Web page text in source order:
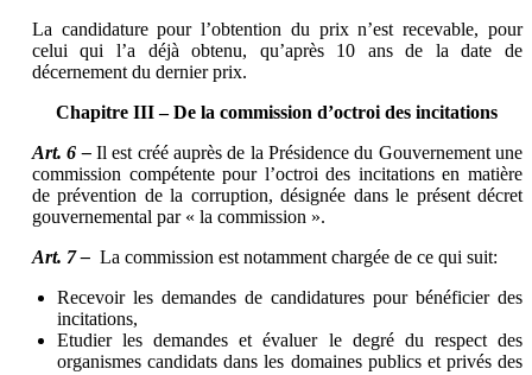
La candidature pour l’obtention du prix n’est recevable, pour
celui qui l’a déjà obtenu, qu’après 10 ans de la date de
décernement du dernier prix.
Chapitre III – De la commission d’octroi des incitations
Art. 6 –Il est créé auprès de la Présidence du Gouvernement une
commission compétente pour l’octroi des incitations en matière
de prévention de la corruption, désignée dans le présent décret
gouvernemental par « la commission ».
Art. 7 – La commission est notamment chargée de ce qui suit:
Recevoir les demandes de candidatures pour bénéficier des
incitations,
Etudier les demandes et évaluer le degré du respect des
organismes candidats dans les domaines publics et privés des